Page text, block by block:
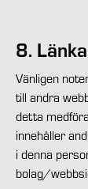
8.
Vänligen
till andra
detta
innehåller
i denna
bolag/